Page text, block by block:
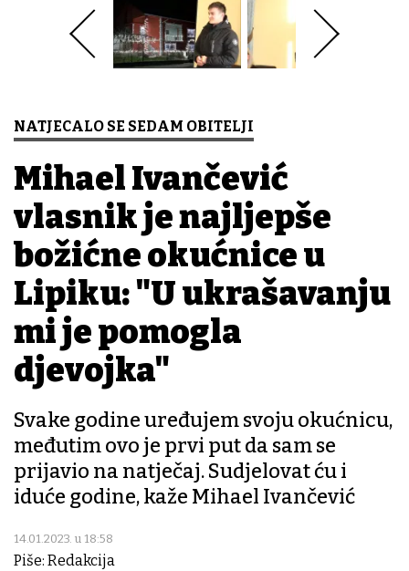
NATJECALO SE SEDAM OBITELJI
Mihael Ivančević
vlasnik je najljepše
božićne okućnice u
Lipiku: "U ukrašavanju
mi je pomogla
djevojka"
Svake godine uređujem svoju okućnicu,
međutim ovo je prvi put da sam se
prijavio na natječaj. Sudjelovat ću i
iduće godine, kaže Mihael Ivančević
14.01.2023. u 18:58
Piše: Redakcija